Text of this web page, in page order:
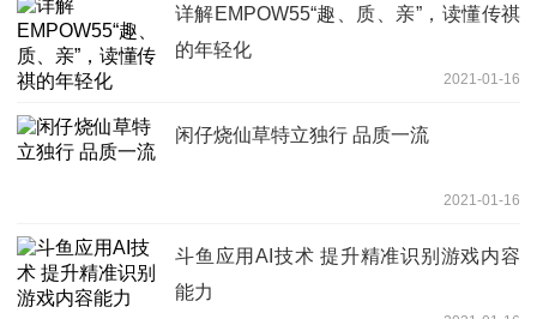
详解EMPOW55“趣、质、亲”，读懂传祺
的年轻化
2021-01-16
闲仔烧仙草特立独行 品质一流
2021-01-16
斗鱼应用AI技术 提升精准识别游戏内容
能力